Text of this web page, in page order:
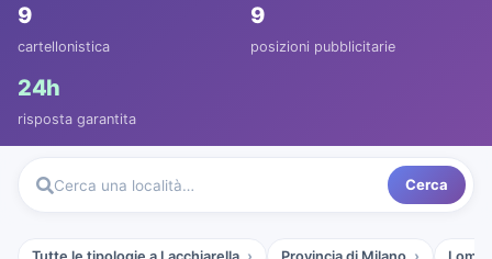
9
cartellonistica
9
posizioni pubblicitarie
24h
risposta garantita
Cerca una località… Cerca